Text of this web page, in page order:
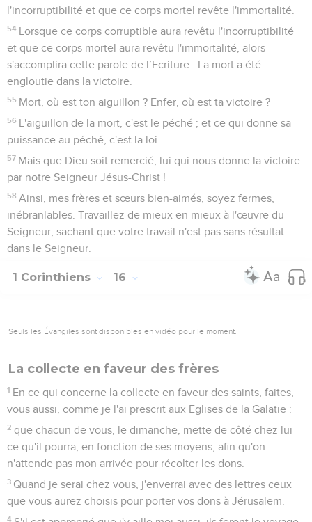
l'incorruptibilité et que ce corps mortel revête l'immortalité.
54 Lorsque ce corps corruptible aura revêtu l'incorruptibilité
et que ce corps mortel aura revêtu l'immortalité, alors
s'accomplira cette parole de l’Ecriture : La mort a été
engloutie dans la victoire.
55 Mort, où est ton aiguillon ? Enfer, où est ta victoire ?
56 L'aiguillon de la mort, c'est le péché ; et ce qui donne sa
puissance au péché, c'est la loi.
57 Mais que Dieu soit remercié, lui qui nous donne la victoire
par notre Seigneur Jésus-Christ !
58 Ainsi, mes frères et sœurs bien-aimés, soyez fermes,
inébranlables. Travaillez de mieux en mieux à l'œuvre du
Seigneur, sachant que votre travail n'est pas sans résultat
dans le Seigneur.
1 Corinthiens 16
Seuls les Évangiles sont disponibles en vidéo pour le moment.
La collecte en faveur des frères
1 En ce qui concerne la collecte en faveur des saints, faites,
vous aussi, comme je l'ai prescrit aux Eglises de la Galatie :
2 que chacun de vous, le dimanche, mette de côté chez lui
ce qu'il pourra, en fonction de ses moyens, afin qu'on
n'attende pas mon arrivée pour récolter les dons.
3 Quand je serai chez vous, j'enverrai avec des lettres ceux
que vous aurez choisis pour porter vos dons à Jérusalem.
4